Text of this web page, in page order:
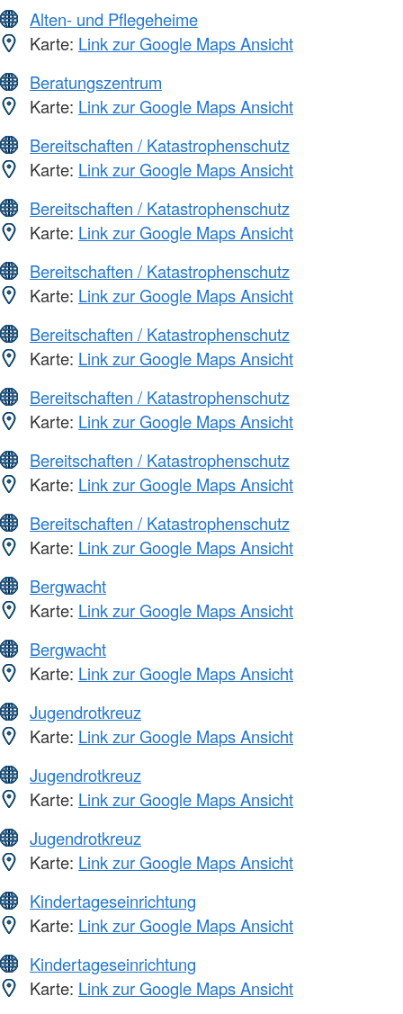
Alten- und Pflegeheime
Karte: Link zur Google Maps Ansicht
Beratungszentrum
Karte: Link zur Google Maps Ansicht
Bereitschaften / Katastrophenschutz
Karte: Link zur Google Maps Ansicht
Bereitschaften / Katastrophenschutz
Karte: Link zur Google Maps Ansicht
Bereitschaften / Katastrophenschutz
Karte: Link zur Google Maps Ansicht
Bereitschaften / Katastrophenschutz
Karte: Link zur Google Maps Ansicht
Bereitschaften / Katastrophenschutz
Karte: Link zur Google Maps Ansicht
Bereitschaften / Katastrophenschutz
Karte: Link zur Google Maps Ansicht
Bereitschaften / Katastrophenschutz
Karte: Link zur Google Maps Ansicht
Bergwacht
Karte: Link zur Google Maps Ansicht
Bergwacht
Karte: Link zur Google Maps Ansicht
Jugendrotkreuz
Karte: Link zur Google Maps Ansicht
Jugendrotkreuz
Karte: Link zur Google Maps Ansicht
Jugendrotkreuz
Karte: Link zur Google Maps Ansicht
Kindertageseinrichtung
Karte: Link zur Google Maps Ansicht
Kindertageseinrichtung
Karte: Link zur Google Maps Ansicht